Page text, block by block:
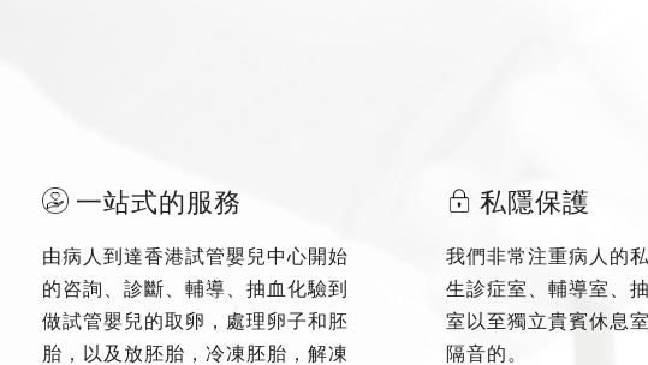
一站式的服務
由病人到達香港試管嬰兒中心開始
的咨詢、診斷、輔導、抽血化驗到
做試管嬰兒的取卵，處理卵子和胚
胎，以及放胚胎，冷凍胚胎，解凍
私隱保護
我們非常注重病人的
生診症室、輔導室、
室以至獨立貴賓休息
隔音的。